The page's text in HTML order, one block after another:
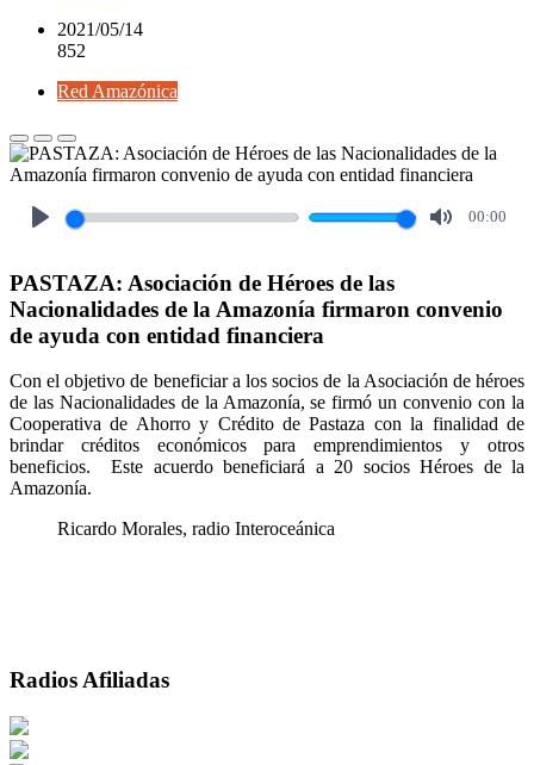
2021/05/14
852
Red Amazónica
00:00
PASTAZA: Asociación de Héroes de las
Nacionalidades de la Amazonía firmaron convenio
de ayuda con entidad financiera
Con el objetivo de beneficiar a los socios de la Asociación de héroes
de las Nacionalidades de la Amazonía, se firmó un convenio con la
Cooperativa de Ahorro y Crédito de Pastaza con la finalidad de
brindar créditos económicos para emprendimientos y otros
beneficios. Este acuerdo beneficiará a 20 socios Héroes de la
Amazonía.
Ricardo Morales, radio Interoceánica
Radios Afiliadas